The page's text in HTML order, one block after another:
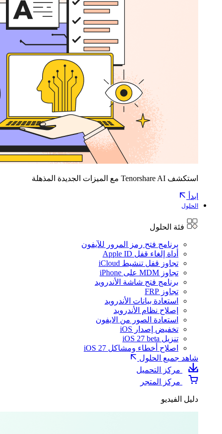
استكشف Tenorshare AI مع الميزات الجديدة المذهلة
ابدأ
الحلول
فئة الحلول
برنامج فتح رمز المرور للآيفون
أداة إلغاء قفل Apple ID
تجاوز قفل تنشيط iCloud
تجاوز MDM على iPhone
برنامج فتح شاشة الأندرويد
تجاوز FRP
استعادة بيانات الأندرويد
إصلاح نظام الأندرويد
استعادة الصور من الايفون
تخفيض إصدار iOS
تنزيل iOS 27 beta
اصلاح أخطاء ومشاكل iOS 27
شاهد جميع الحلول
مركز التحميل
مركز المتجر
دليل الفيديو